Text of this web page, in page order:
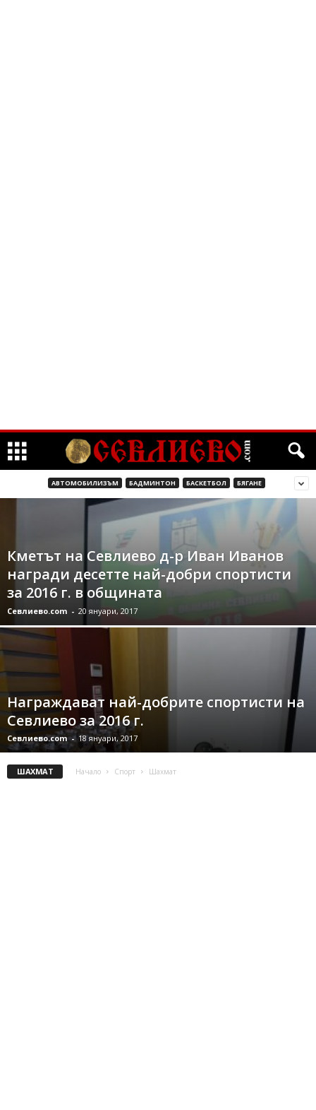
АВТОМОБИЛИЗЪМ БАДМИНТОН БАСКЕТБОЛ БЯГАНЕ
Кметът на Севлиево д-р Иван Иванов
награди десетте най-добри спортисти
за 2016 г. в общината
Севлиево.com - 20 януари, 2017
Награждават най-добрите спортисти на
Севлиево за 2016 г.
Севлиево.com - 18 януари, 2017
ШАХМАТ Начало Спорт Шахмат